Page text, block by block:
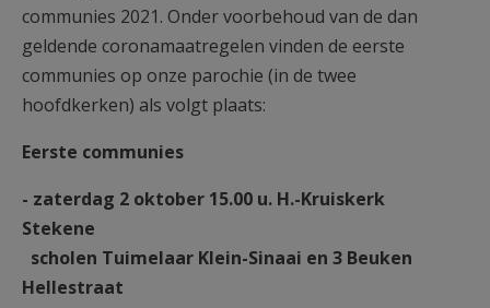
communies 2021. Onder voorbehoud van de dan
geldende coronamaatregelen vinden de eerste
communies op onze parochie (in de twee
hoofdkerken) als volgt plaats:
Eerste communies
- zaterdag 2 oktober 15.00 u. H.-Kruiskerk
Stekene
scholen Tuimelaar Klein-Sinaai en 3 Beuken
Hellestraat